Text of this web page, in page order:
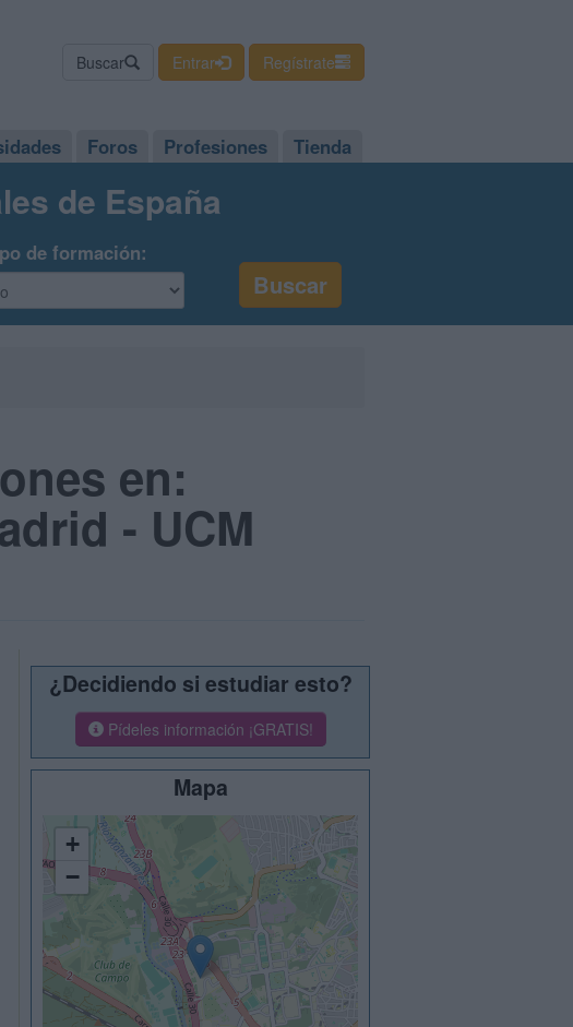
Buscar Entrar Regístrate
Foros Profesiones Tienda
de España
de formación:
en:
- UCM
¿Decidiendo si estudiar esto?
Pídeles información ¡GRATIS!
Mapa
+
−